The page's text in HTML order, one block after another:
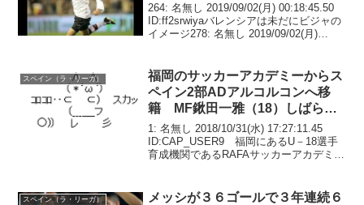
264: 名無し 2019/09/02(月) 00:18:45.50
ID:ff2srwiyaバレンシアは未だにビジャの
イメージ278: 名無し 2019/09/02(月)
スペイン（ラ・リーガ）
福岡のサッカーアカデミーからス
ペイン2部ADアルコルコンへ移
籍 MF鍬田一雅（18）しばらく
は、下のチームで経験積む感じか
な？
1: 名無し 2018/10/31(水) 17:27:11.45
ID:CAP_USER9 福岡にあるU－18選手
育成機関であるRAFAサッカーアカデミー
ルコルコンと...
スペイン（ラ・リーガ）
メッシが３６ゴールで３年連続６